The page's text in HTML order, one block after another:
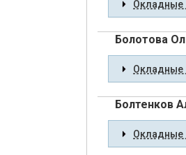
Окладные
Болотова
Окладные
Болтенков
Окладные